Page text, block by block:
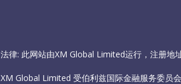
法律: 此网站由XM Global Limited运行，注册地
XM Global Limited 受伯利兹国际金融服务委员